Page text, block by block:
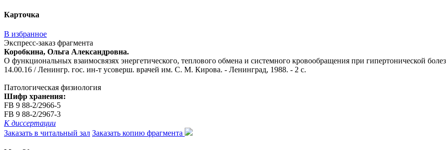
Карточка
В избранное
Экспресс-заказ фрагмента
Коробкина, Ольга Александровна.
О функциональных взаимосвязях энергетического, теплового обмена и системного кровообращения при гипертонической
14.00.16 / Ленингр. гос. ин-т усоверш. врачей им. С. М. Кирова. - Ленинград, 1988. - 2 с.
Патологическая физиология
Шифр хранения:
FB 9 88-2/2966-5
FB 9 88-2/2967-3
К диссертации
Заказать в читальный зал Заказать копию фрагмента